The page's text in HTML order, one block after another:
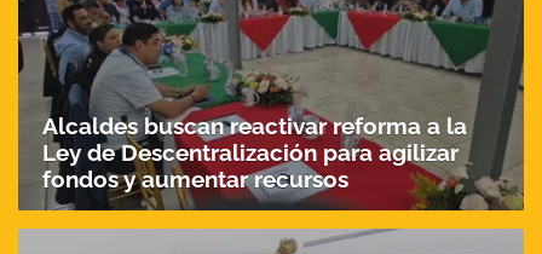
Alcaldes buscan reactivar reforma a la
Ley de Descentralización para agilizar
fondos y aumentar recursos